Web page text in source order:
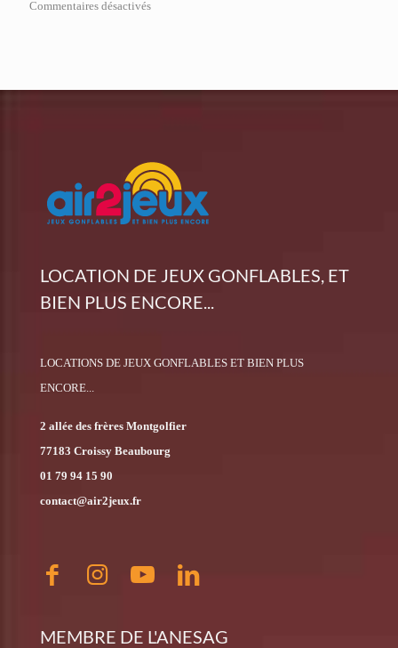
Commentaires désactivés
LOCATION DE JEUX GONFLABLES, ET
BIEN PLUS ENCORE...
LOCATIONS DE JEUX GONFLABLES ET BIEN PLUS
ENCORE...
2 allée des frères Montgolfier
77183 Croissy Beaubourg
01 79 94 15 90
contact@air2jeux.fr
MEMBRE DE L'ANESAG